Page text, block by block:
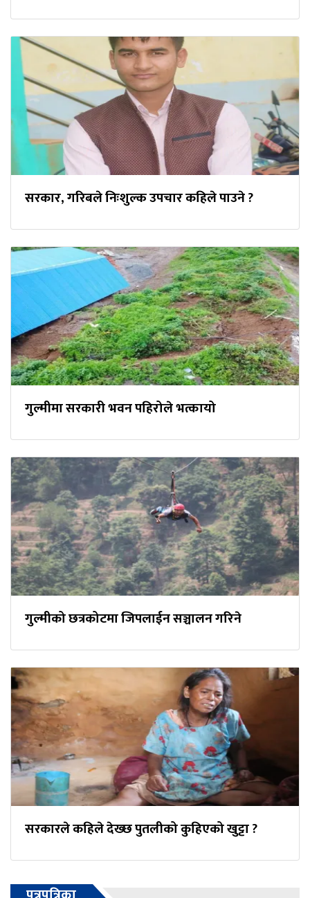
सरकार, गरिबले निःशुल्क उपचार कहिले पाउने ?
गुल्मीमा सरकारी भवन पहिरोले भत्कायो
गुल्मीको छत्रकोटमा जिपलाईन सञ्चालन गरिने
सरकारले कहिले देख्छ पुतलीको कुहिएको खुट्टा ?